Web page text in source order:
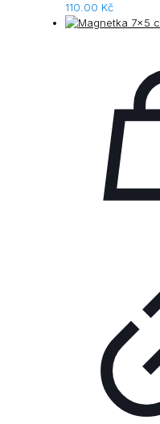
110.00 Kč